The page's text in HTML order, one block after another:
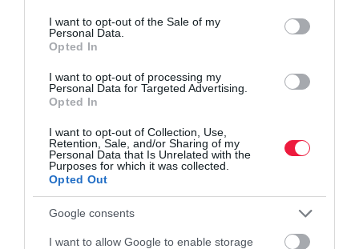
consent section.
I want to opt-out of the Sale of my
Personal Data.
Opted In
I want to opt-out of processing my
Personal Data for Targeted Advertising.
Opted In
I want to opt-out of Collection, Use,
Retention, Sale, and/or Sharing of my
Personal Data that Is Unrelated with the
Purposes for which it was collected.
Opted Out
Google consents
I want to allow Google to enable storage